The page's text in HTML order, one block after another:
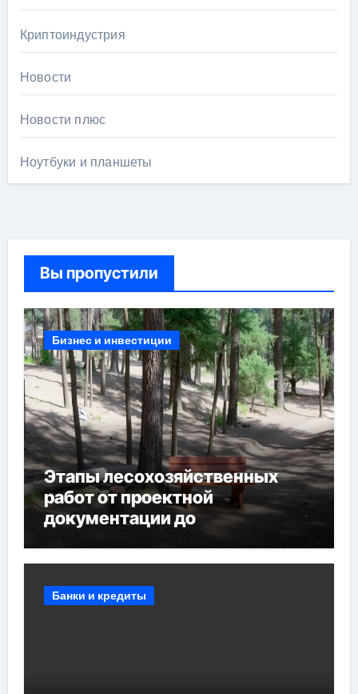
Криптоиндустрия
Новости
Новости плюс
Ноутбуки и планшеты
Вы пропустили
Бизнес и инвестиции
Этапы лесохозяйственных
работ от проектной
документации до
мероприятий и обустройства
Банки и кредиты